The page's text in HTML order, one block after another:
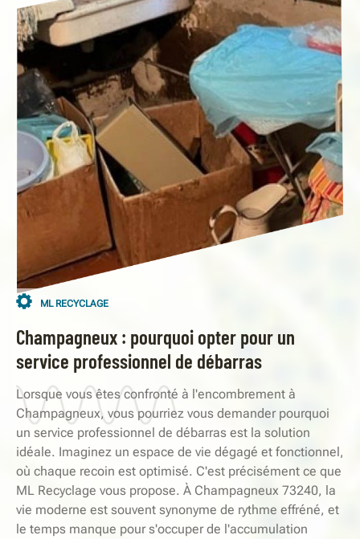
ML RECYCLAGE
Champagneux : pourquoi opter pour un
service professionnel de débarras
Lorsque vous êtes confronté à l'encombrement à
Champagneux, vous pourriez vous demander pourquoi
un service professionnel de débarras est la solution
idéale. Imaginez un espace de vie dégagé et fonctionnel,
où chaque recoin est optimisé. C'est précisément ce que
ML Recyclage vous propose. À Champagneux 73240, la
vie moderne est souvent synonyme de rythme effréné, et
le temps manque pour s'occuper de l'accumulation